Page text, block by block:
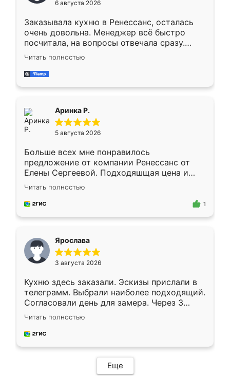
мебели буду заказывать только здесь.
6 августа 2026
Заказывала кухню в Ренессанс, осталась
очень довольна. Менеджер всё быстро
посчитала, на вопросы отвечала сразу.
Замерщик приехал в субботу, подошёл к
делу со всей ответственностью. Собрали
за день, ребята работали аккуратно, даже
Читать полностью
Аринка Р.
5 августа 2026
Больше всех мне понравилось
предложение от компании Ренессанс от
Елены Сергеевой. Подходяшщая цена и
короткие сроки изготовления. Приехавший
для замера сотрудник Владислав
предложил по моему эскизу самый
Читать полностью
1
Ярослава
3 августа 2026
Кухню здесь заказали. Эскизы прислали в
телеграмм. Выбрали наиболее подходящий.
Согласовали день для замера. Через 3
недели кухня была уже готова. Остались
довольны работой. Спасибо Ренессанс
мебель за качественную работу!
Читать полностью
Еще